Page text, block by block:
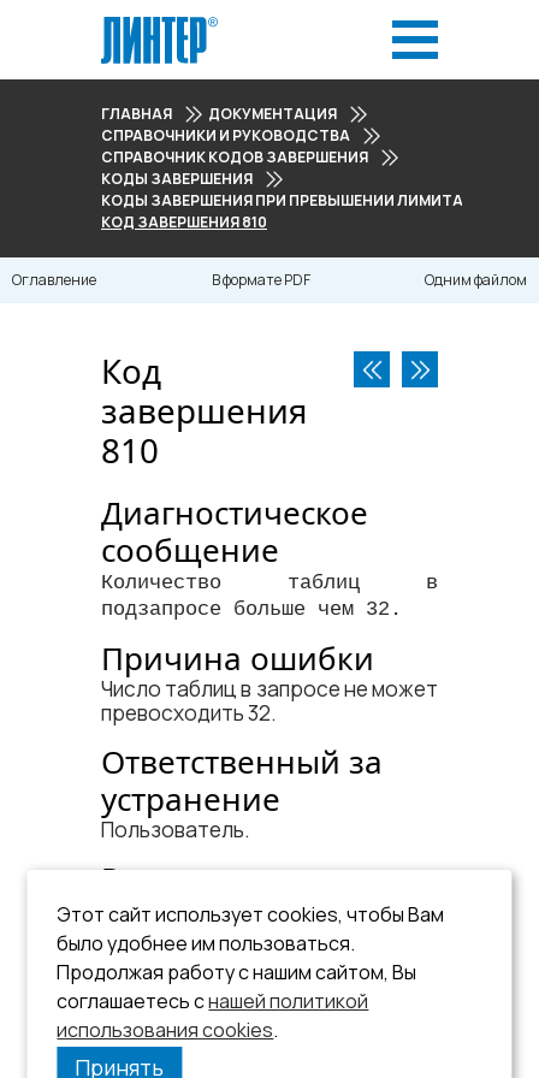
ГЛАВНАЯ
ДОКУМЕНТАЦИЯ
СПРАВОЧНИКИ И РУКОВОДСТВА
СПРАВОЧНИК КОДОВ ЗАВЕРШЕНИЯ
КОДЫ ЗАВЕРШЕНИЯ
КОДЫ ЗАВЕРШЕНИЯ ПРИ ПРЕВЫШЕНИИ ЛИМИТА
КОД ЗАВЕРШЕНИЯ 810
Оглавление В формате PDF Одним файлом
Код
завершения
810
Диагностическое
сообщение
Количество таблиц в
подзапросе больше чем 32.
Причина ошибки
Число таблиц в запросе не может
превосходить 32.
Ответственный за
устранение
Пользователь.
Рекомендации по
устранению
Исправить запрос к БД.
См. документ:
«Справочник по SQL»
Этот сайт использует cookies, чтобы Вам
было удобнее им пользоваться.
Продолжая работу с нашим сайтом, Вы
соглашаетесь снашей политикой
использования cookies.
Принять